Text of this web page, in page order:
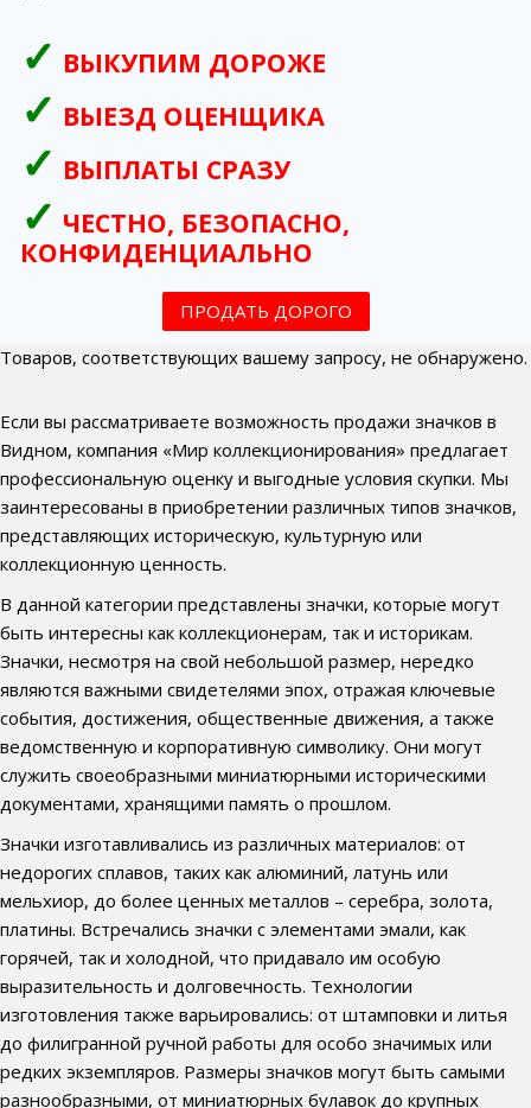
ВЫКУПИМ ДОРОЖЕ
ВЫЕЗД ОЦЕНЩИКА
ВЫПЛАТЫ СРАЗУ
ЧЕСТНО, БЕЗОПАСНО,
КОНФИДЕНЦИАЛЬНО
ПРОДАТЬ ДОРОГО
Товаров, соответствующих вашему запросу, не обнаружено.
Если вы рассматриваете возможность продажи значков в
Видном, компания «Мир коллекционирования» предлагает
профессиональную оценку и выгодные условия скупки. Мы
заинтересованы в приобретении различных типов значков,
представляющих историческую, культурную или
коллекционную ценность.
В данной категории представлены значки, которые могут
быть интересны как коллекционерам, так и историкам.
Значки, несмотря на свой небольшой размер, нередко
являются важными свидетелями эпох, отражая ключевые
события, достижения, общественные движения, а также
ведомственную и корпоративную символику. Они могут
служить своеобразными миниатюрными историческими
документами, хранящими память о прошлом.
Значки изготавливались из различных материалов: от
недорогих сплавов, таких как алюминий, латунь или
мельхиор, до более ценных металлов – серебра, золота,
платины. Встречались значки с элементами эмали, как
горячей, так и холодной, что придавало им особую
выразительность и долговечность. Технологии
изготовления также варьировались: от штамповки и литья
до филигранной ручной работы для особо значимых или
редких экземпляров. Размеры значков могут быть самыми
разнообразными, от миниатюрных булавок до крупных